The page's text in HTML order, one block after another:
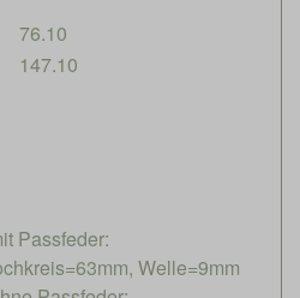
76.10
147.10
Passfeder:
Welle=9mm